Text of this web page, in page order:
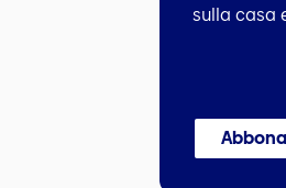
sulla casa